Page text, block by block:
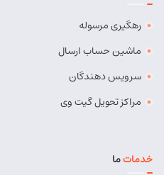
رهگیری مرسوله
ماشین حساب ارسال
سرویس دهندگان
مراکز تحویل گیت وی
خدماتما